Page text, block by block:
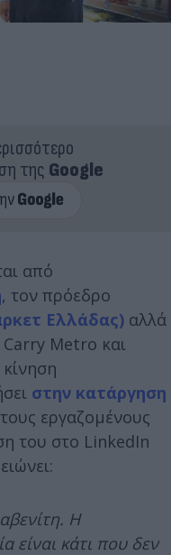
της Google
από
, τον πρόεδρο
Ελλάδας) αλλά
Metro και
στην κατάργηση
εργαζομένους
του στο LinkedIn
Η
είναι κάτι που δεν